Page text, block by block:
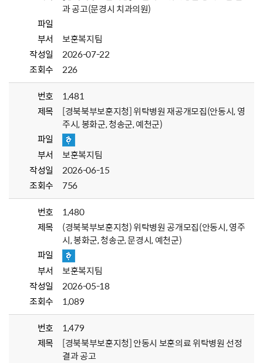
과 공고(문경시 치과의원)
파일
부서
보훈복지팀
작성일
2026-07-22
조회수
226
번호
1,481
제목
[경북북부보훈지청] 위탁병원 재공개모집(안동시, 영
주시, 봉화군, 청송군, 예천군)
파일
부서
보훈복지팀
작성일
2026-06-15
조회수
756
번호
1,480
제목
(경북북부보훈지청) 위탁병원 공개모집(안동시, 영주
시, 봉화군, 청송군, 문경시, 예천군)
파일
부서
보훈복지팀
작성일
2026-05-18
조회수
1,089
번호
1,479
제목
[경북북부보훈지청] 안동시 보훈의료 위탁병원 선정
결과 공고